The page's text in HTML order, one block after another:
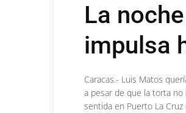
La
impulsa
Caracas.- Luis Matos
a pesar de que la torta
sentida en Puerto La